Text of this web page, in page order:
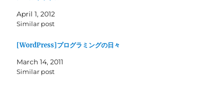
April 1, 2012
Similar post
[WordPress]プログラミングの日々
March 14, 2011
Similar post